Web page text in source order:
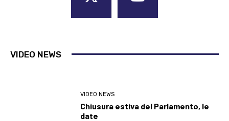
VIDEO NEWS
VIDEO NEWS
Chiusura estiva del Parlamento, le
date